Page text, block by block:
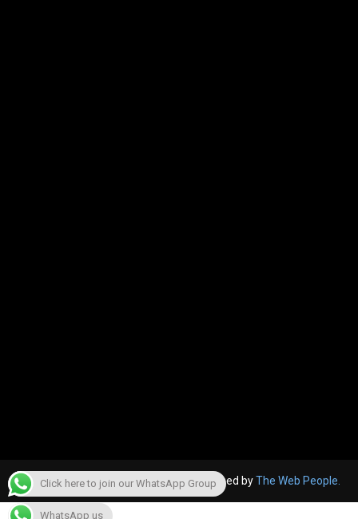
© 2022, The Canara Post. Website designed byThe Web People.
WhatsApp us
Click here to join our WhatsApp Group